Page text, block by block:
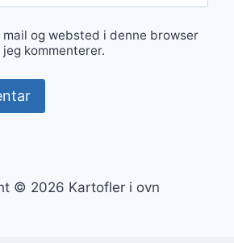
mail og websted i denne browser
kommenterer.
© 2026 Kartofler i ovn